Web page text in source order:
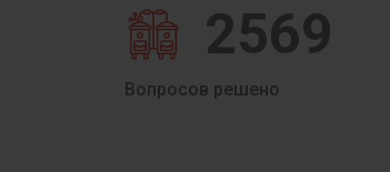
2569
Вопросов решено